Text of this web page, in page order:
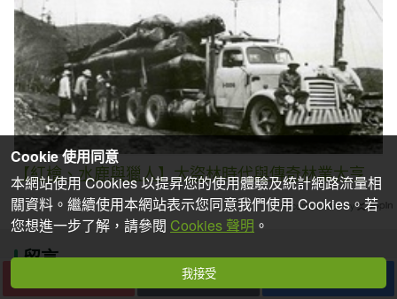
【紅檜、水鹿與獵人】大盜林時代與傳奇林業大亨
Recommended by
留言
下一篇
Cookie 使用同意
本網站使用 Cookies 以提昇您的使用體驗及統計網路流量相
關資料。繼續使用本網站表示您同意我們使用 Cookies。若
您想進一步了解，請參閱 Cookies 聲明 。
我接受